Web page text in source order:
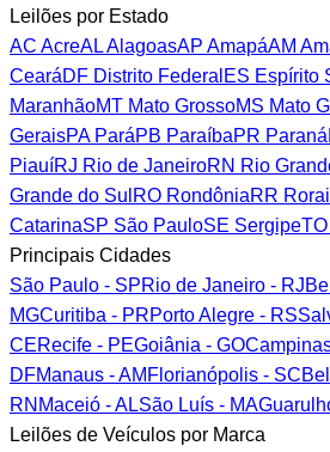
Leilões por Estado
AC AcreALAlagoasAP AmapáAM
CearáDF Distrito Federal ES Espírito
MaranhãoMT Mato GrossoMS Mato
GeraisPAParáPB ParaíbaPR Paraná
PiauíRJ Rio de JaneiroRN Rio
Grande do Sul RO RondôniaRR
CatarinaSP São PauloSE SergipeTO
Principais Cidades
São Paulo - SPRio de Janeiro - RJ
MGCuritiba - PRPorto Alegre - RS
CERecife - PEGoiânia - GO
DFManaus - AM Florianópolis - SC
RN Maceió - ALSão Luís - MA
Leilões de Veículos por Marca